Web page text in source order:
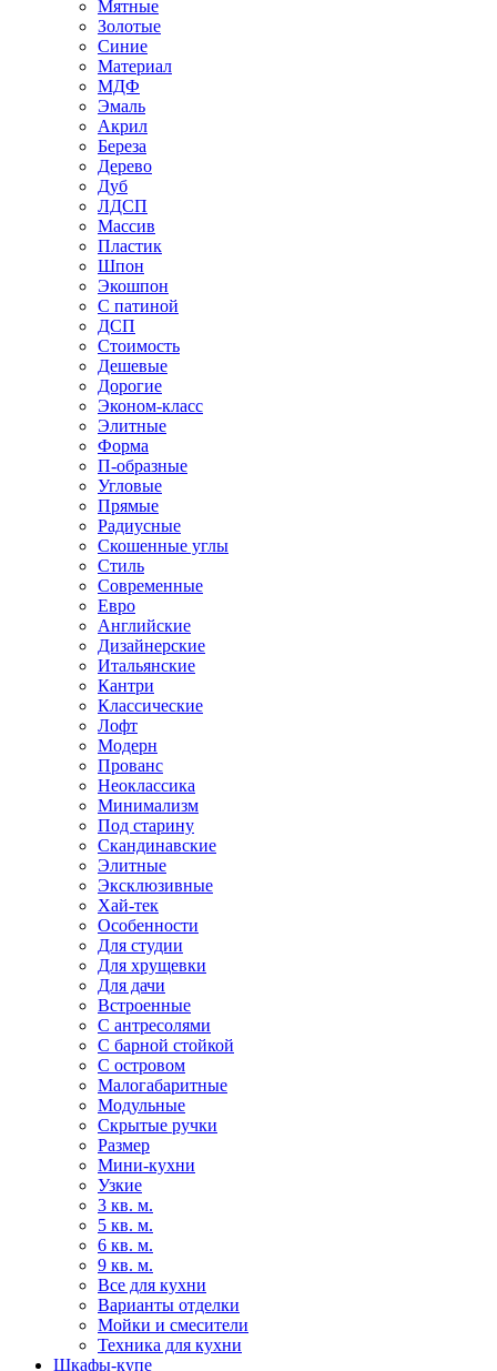
Мятные
Золотые
Синие
Материал
МДФ
Эмаль
Акрил
Береза
Дерево
Дуб
ЛДСП
Массив
Пластик
Шпон
Экошпон
С патиной
ДСП
Стоимость
Дешевые
Дорогие
Эконом-класс
Элитные
Форма
П-образные
Угловые
Прямые
Радиусные
Скошенные углы
Стиль
Современные
Евро
Английские
Дизайнерские
Итальянские
Кантри
Классические
Лофт
Модерн
Прованс
Неоклассика
Минимализм
Под старину
Скандинавские
Элитные
Эксклюзивные
Хай-тек
Особенности
Для студии
Для хрущевки
Для дачи
Встроенные
С антресолями
С барной стойкой
С островом
Малогабаритные
Модульные
Скрытые ручки
Размер
Мини-кухни
Узкие
3 кв. м.
5 кв. м.
6 кв. м.
9 кв. м.
Все для кухни
Варианты отделки
Мойки и смесители
Техника для кухни
Шкафы-купе